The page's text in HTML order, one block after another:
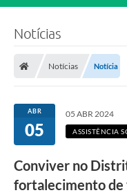
Transparência
Câmara Municipal
e-SIC
Notícias
Notícias Notícia
ABR
05
05 ABR 2024
ASSISTÊNCIA
Conviver no
fortalecimento de